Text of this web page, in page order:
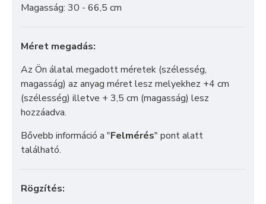
Magasság: 30 - 66,5 cm
Méret megadás:
Az Ön álatal megadott méretek (szélesség,
magasság) az anyag méret lesz melyekhez +4 cm
(szélesség) illetve + 3,5 cm (magasság) lesz
hozzáadva.
Bővebb információ a "Felmérés" pont alatt
található.
Rögzítés: